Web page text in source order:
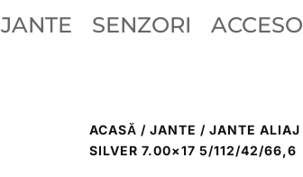
JANTE SENZORI
ACASĂ / JANTE / JANTE ALIAJ
SILVER 7.00×17 5/112/42/66,6